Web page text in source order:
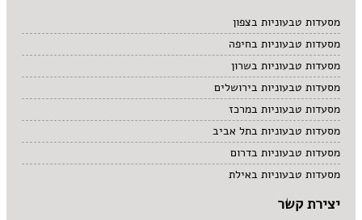
מסעדות טבעוניות בצפון
מסעדות טבעוניות בחיפה
מסעדות טבעוניות בשרון
מסעדות טבעוניות בירושלים
מסעדות טבעוניות במרכז
מסעדות טבעוניות בתל אביב
מסעדות טבעוניות בדרום
מסעדות טבעוניות באילת
יצירת קשר